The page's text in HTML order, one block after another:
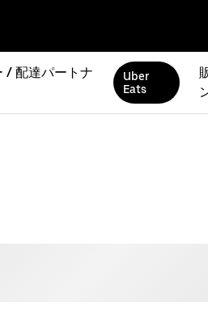
/ 配達パートナ
Uber
Eats